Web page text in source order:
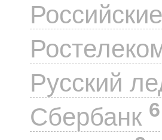
Русский
Сбербанк 6